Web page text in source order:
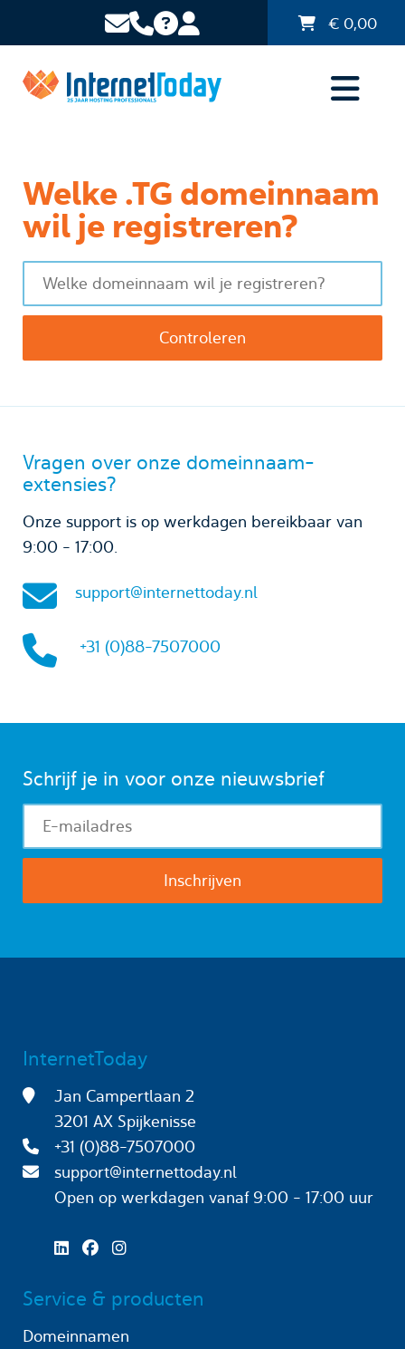
€ 0,00
Welke .TG domeinnaam
wil je registreren?
Vragen over onze domeinnaam-
extensies?
Onze support is op werkdagen bereikbaar van
9:00 - 17:00.
support@internettoday.nl
+31 (0)88-7507000
Schrijf je in voor onze nieuwsbrief
InternetToday
Jan Campertlaan 2
3201 AX Spijkenisse
+31 (0)88-7507000
support@internettoday.nl
Open op werkdagen
vanaf 9:00 - 17:00 uur
Service & producten
Domeinnamen